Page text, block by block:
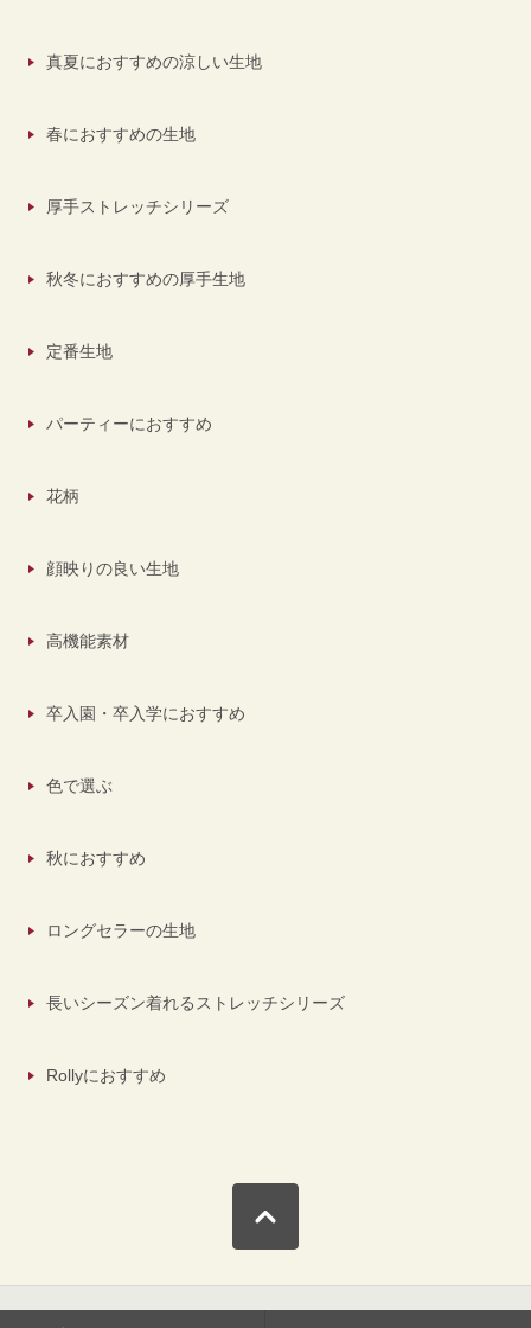
真夏におすすめの涼しい生地
春におすすめの生地
厚手ストレッチシリーズ
秋冬におすすめの厚手生地
定番生地
パーティーにおすすめ
花柄
顔映りの良い生地
高機能素材
卒入園・卒入学におすすめ
色で選ぶ
秋におすすめ
ロングセラーの生地
長いシーズン着れるストレッチシリーズ
Rollyにおすすめ